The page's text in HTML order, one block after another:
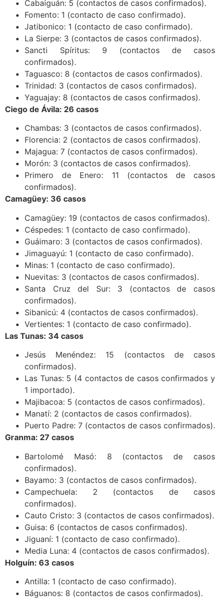
Cabaiguán: 5 (contactos de casos confirmados).
Fomento: 1 (contacto de caso confirmado).
Jatibonico: 1 (contacto de caso confirmado).
La Sierpe: 3 (contactos de casos confirmados).
Sancti Spíritus: 9 (contactos de casos
confirmados).
Taguasco: 8 (contactos de casos confirmados).
Trinidad: 3 (contactos de casos confirmados).
Yaguajay: 8 (contactos de casos confirmados).
Ciego de Ávila: 26 casos
Chambas: 3 (contactos de casos confirmados).
Florencia: 2 (contactos de casos confirmados).
Majagua: 7 (contactos de casos confirmados).
Morón: 3 (contactos de casos confirmados).
Primero de Enero: 11 (contactos de casos
confirmados).
Camagüey: 36 casos
Camagüey: 19 (contactos de casos confirmados).
Céspedes: 1 (contacto de caso confirmado).
Guáimaro: 3 (contactos de casos confirmados).
Jimaguayú: 1 (contacto de caso confirmado).
Minas: 1 (contacto de caso confirmado).
Nuevitas: 3 (contactos de casos confirmados).
Santa Cruz del Sur: 3 (contactos de casos
confirmados).
Sibanicú: 4 (contactos de casos confirmados).
Vertientes: 1 (contacto de caso confirmado).
Las Tunas: 34 casos
Jesús Menéndez: 15 (contactos de casos
confirmados).
Las Tunas: 5 (4 contactos de casos confirmados y
1 importado).
Majibacoa: 5 (contactos de casos confirmados).
Manatí: 2 (contactos de casos confirmados).
Puerto Padre: 7 (contactos de casos confirmados).
Granma: 27 casos
Bartolomé Masó: 8 (contactos de casos
confirmados).
Bayamo: 3 (contactos de casos confirmados).
Campechuela: 2 (contactos de casos
confirmados).
Cauto Cristo: 3 (contactos de casos confirmados).
Guisa: 6 (contactos de casos confirmados).
Jiguaní: 1 (contacto de caso confirmado).
Media Luna: 4 (contactos de casos confirmados).
Holguín: 63 casos
Antilla: 1 (contacto de caso confirmado).
Báguanos: 8 (contactos de casos confirmados).